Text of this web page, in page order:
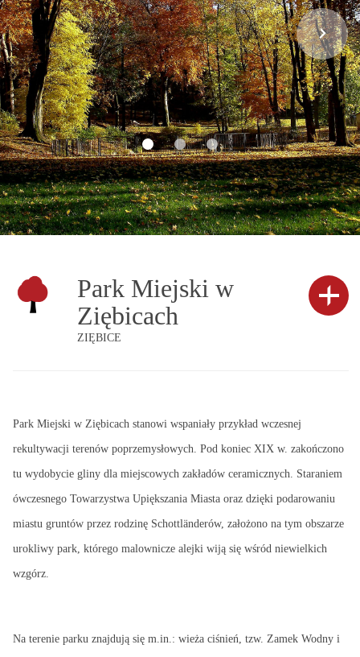
Park Miejski w
Ziębicach
ZIĘBICE
Park Miejski w Ziębicach stanowi wspaniały przykład wczesnej
rekultywacji terenów poprzemysłowych. Pod koniec XIX w. zakończono
tu wydobycie gliny dla miejscowych zakładów ceramicznych. Staraniem
ówczesnego Towarzystwa Upiększania Miasta oraz dzięki podarowaniu
miastu gruntów przez rodzinę Schottländerów, założono na tym obszarze
urokliwy park, którego malownicze alejki wiją się wśród niewielkich
wzgórz.
Na terenie parku znajdują się m.in.: wieża ciśnień, tzw. Zamek Wodny i